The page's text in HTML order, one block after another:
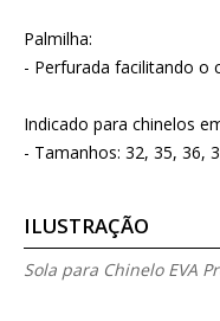
Palmilha:
- Perfurada facilitando o
Indicado para chinelos
- Tamanhos: 32, 35, 36,
ILUSTRAÇÃO
Sola para Chinelo EVA